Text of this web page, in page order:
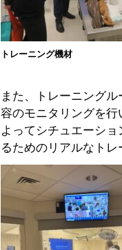
トレーニング機材
また、トレーニング
容のモニタリングを
よってシチュエーシ
るためのリアルなト